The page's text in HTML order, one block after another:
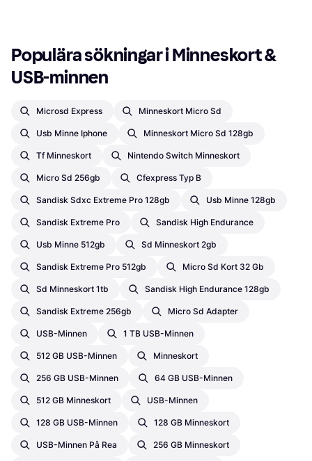
Populära sökningar i Minneskort &
USB-minnen
Microsd Express Minneskort Micro Sd
Usb Minne Iphone Minneskort Micro Sd 128gb
Tf Minneskort Nintendo Switch Minneskort
Micro Sd 256gb Cfexpress Typ B
Sandisk Sdxc Extreme Pro 128gb Usb Minne 128gb
Sandisk Extreme Pro Sandisk High Endurance
Usb Minne 512gb Sd Minneskort 2gb
Sandisk Extreme Pro 512gb Micro Sd Kort 32 Gb
Sd Minneskort 1tb Sandisk High Endurance 128gb
Sandisk Extreme 256gb Micro Sd Adapter
USB-Minnen 1 TB USB-Minnen
512 GB USB-Minnen Minneskort
256 GB USB-Minnen 64 GB USB-Minnen
512 GB Minneskort USB-Minnen
128 GB USB-Minnen 128 GB Minneskort
USB-Minnen På Rea 256 GB Minneskort